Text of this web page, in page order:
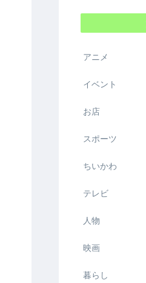
アニメ
イベント
お店
スポーツ
ちいかわ
テレビ
人物
映画
暮らし